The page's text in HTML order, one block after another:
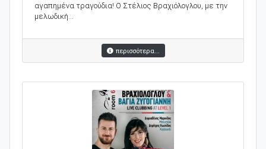
αγαπημένα τραγούδια! Ο Στέλιος Βραχιόλογλου, με την
μελωδική...
περισσότερα...